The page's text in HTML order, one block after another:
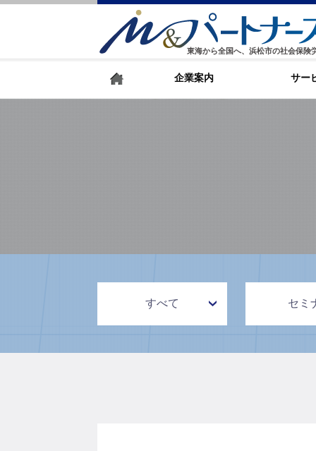
東海から全国へ、浜松市の社会保険
企業案内 サー
すべて セミ